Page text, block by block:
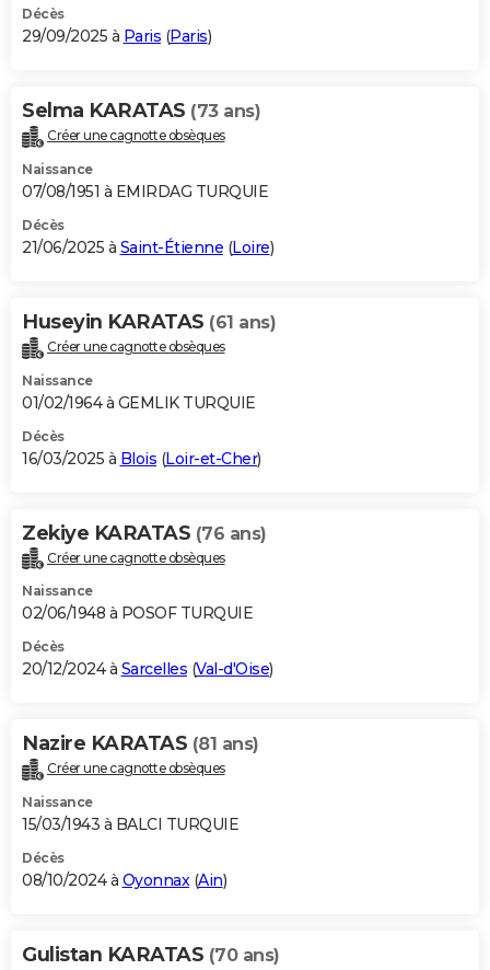
S'inscrire
Se connecter
Lycées
Collèges
Primaires
Universités
Entreprises
Service militaire
Avis de recherche
AVIS DE DÉCÈS
Bricolage
Lifestyle
Culture
Sport
Auto
Television
Voyage
Cinema
Décès
29/09/2025 à Paris (Paris)
Selma KARATAS (73 ans)
Créer une cagnotte obsèques
Naissance
07/08/1951 à EMIRDAG TURQUIE
Décès
21/06/2025 à Saint-Étienne (Loire)
Huseyin KARATAS (61 ans)
Créer une cagnotte obsèques
Naissance
01/02/1964 à GEMLIK TURQUIE
Décès
16/03/2025 à Blois (Loir-et-Cher)
Zekiye KARATAS (76 ans)
Créer une cagnotte obsèques
Naissance
02/06/1948 à POSOF TURQUIE
Décès
20/12/2024 à Sarcelles (Val-d'Oise)
Nazire KARATAS (81 ans)
Créer une cagnotte obsèques
Naissance
15/03/1943 à BALCI TURQUIE
Décès
08/10/2024 à Oyonnax(Ain)
Gulistan KARATAS (70 ans)